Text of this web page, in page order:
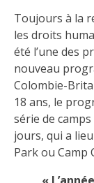
Toujours à la
les droits
été l’une des
nouveau
Colombie-
18 ans, le
série de
jours, qui a
Park ou Camp